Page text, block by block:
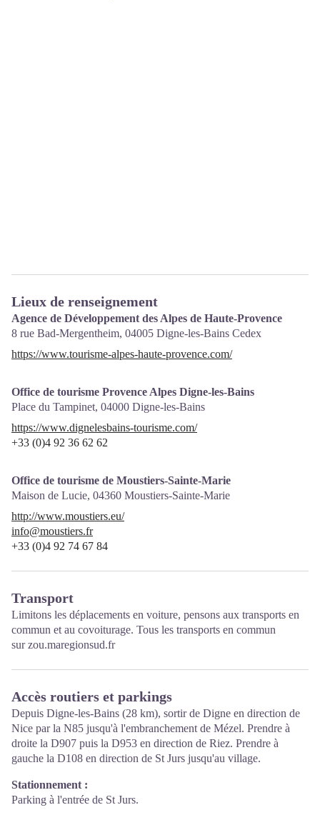
Lieux de renseignement
Agence de Développement des Alpes de Haute-Provence
8 rue Bad-Mergentheim, 04005 Digne-les-Bains Cedex
https://www.tourisme-alpes-haute-provence.com/
Office de tourisme Provence Alpes Digne-les-Bains
Place du Tampinet, 04000 Digne-les-Bains
https://www.dignelesbains-tourisme.com/
+33 (0)4 92 36 62 62
Office de tourisme de Moustiers-Sainte-Marie
Maison de Lucie, 04360 Moustiers-Sainte-Marie
http://www.moustiers.eu/
info@moustiers.fr
+33 (0)4 92 74 67 84
Transport
Limitons les déplacements en voiture, pensons aux transports en
commun et au covoiturage. Tous les transports en commun
surzou.maregionsud.fr
Accès routiers et parkings
Depuis Digne-les-Bains (28 km), sortir de Digne en direction de
Nice par la N85 jusqu'à l'embranchement de Mézel. Prendre à
droite la D907 puis la D953 en direction de Riez. Prendre à
gauche la D108 en direction de St Jurs jusqu'au village.
Stationnement :
Parking à l'entrée de St Jurs.